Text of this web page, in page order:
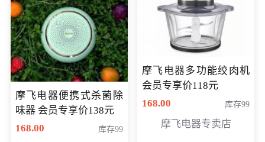
摩飞电器便携式杀菌除
味器 会员专享价138元
168.00
库存99
摩飞电器多功能绞肉机
会员专享价118元
168.00
库存99
摩飞电器专卖店